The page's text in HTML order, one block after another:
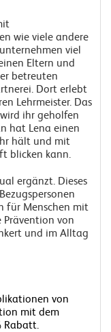
wie viele andere
viel
Eltern und
betreuten
Dort erlebt
Lehrmeister. Das
ihr geholfen
hat Lena einen
hält und mit
blicken kann.
ergänzt. Dieses
für Menschen mit
Prävention von
und im Alltag
von
mit dem
Rabatt.